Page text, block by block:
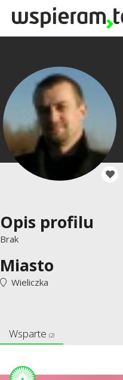
Opis profilu
Brak
Miasto
Wieliczka
Wsparte (2)